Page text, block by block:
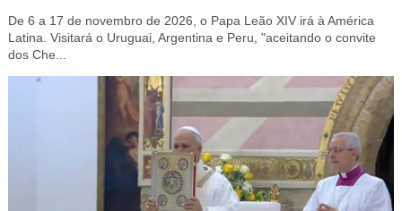
De 6 a 17 de novembro de 2026, o Papa Leão XIV irá à América
Latina. Visitará o Uruguai, Argentina e Peru, "aceitando o convite
dos Che...